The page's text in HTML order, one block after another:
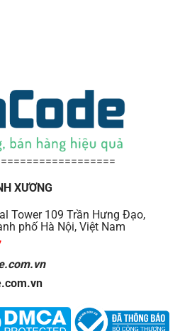
XƯƠNG
Tower 109 Trần Hưng Đạo,
phố Hà Nội, Việt Nam